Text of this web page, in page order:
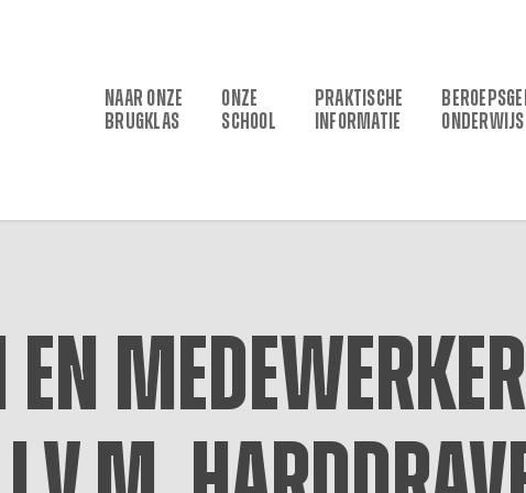
NAAR ONZE
BRUGKLAS
ONZE
SCHOOL
PRAKTISCHE
INFORMATIE
ONDERWIJS